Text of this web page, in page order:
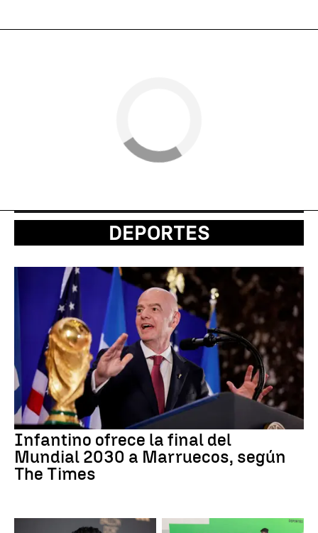
DEPORTES
Infantino ofrece la final del
Mundial 2030 a Marruecos, según
The Times